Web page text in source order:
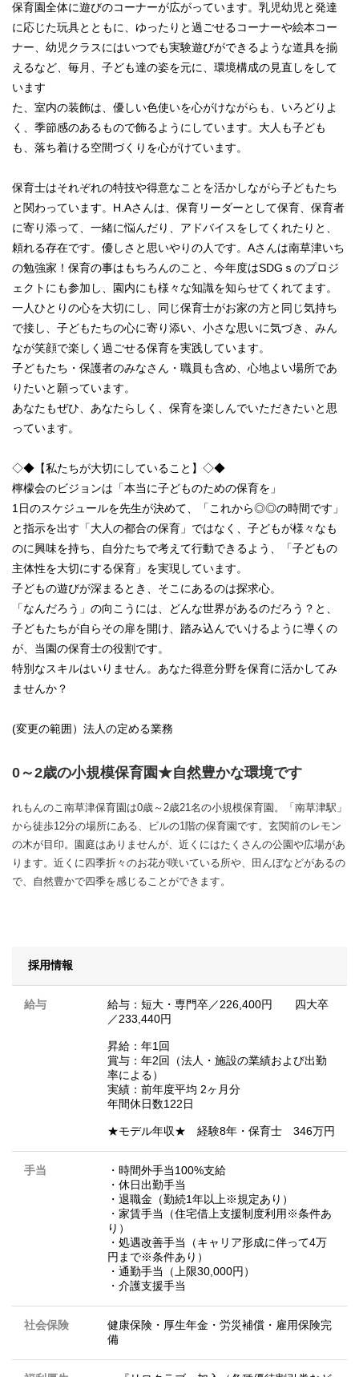
保育園全体に遊びのコーナーが広がっています。乳児幼児と発達
に応じた玩具とともに、ゆったりと過ごせるコーナーや絵本コー
ナー、幼児クラスにはいつでも実験遊びができるような道具を揃
えるなど、毎月、子ども達の姿を元に、環境構成の見直しをして
います
た、室内の装飾は、優しい色使いを心がけながらも、いろどりよ
く、季節感のあるもので飾るようにしています。大人も子ども
も、落ち着ける空間づくりを心がけています。
保育士はそれぞれの特技や得意なことを活かしながら子どもたち
と関わっています。H.Aさんは、保育リーダーとして保育、保育者
に寄り添って、一緒に悩んだり、アドバイスをしてくれたりと、
頼れる存在です。優しさと思いやりの人です。Aさんは南草津いち
の勉強家！保育の事はもちろんのこと、今年度はSDGｓのプロジ
ェクトにも参加し、園内にも様々な知識を知らせてくれてます。
一人ひとりの心を大切にし、同じ保育士がお家の方と同じ気持ち
で接し、子どもたちの心に寄り添い、小さな思いに気づき、みん
なが笑顔で楽しく過ごせる保育を実践しています。
子どもたち・保護者のみなさん・職員も含め、心地よい場所であ
りたいと願っています。
あなたもぜひ、あなたらしく、保育を楽しんでいただきたいと思
っています。
◇◆【私たちが大切にしていること】◇◆
檸檬会のビジョンは「本当に子どものための保育を」
1日のスケジュールを先生が決めて、「これから◎◎の時間です」
と指示を出す「大人の都合の保育」ではなく、子どもが様々なも
のに興味を持ち、自分たちで考えて行動できるよう、「子どもの
主体性を大切にする保育」を実現しています。
子どもの遊びが深まるとき、そこにあるのは探求心。
「なんだろう」の向こうには、どんな世界があるのだろう？と、
子どもたちが自らその扉を開け、踏み込んでいけるように導くの
が、当園の保育士の役割です。
特別なスキルはいりません。あなた得意分野を保育に活かしてみ
ませんか？
(変更の範囲）法人の定める業務
0～2歳の小規模保育園★自然豊かな環境です
れもんのこ南草津保育園は0歳～2歳21名の小規模保育園。「南草津駅」
から徒歩12分の場所にある、ビルの1階の保育園です。玄関前のレモン
の木が目印。園庭はありませんが、近くにはたくさんの公園や広場があ
ります。近くに四季折々のお花が咲いている所や、田んぼなどがあるの
で、自然豊かで四季を感じることができます。
採用情報
給与
給与：短大・専門卒／226,400円 四大卒
／233,440円
昇給：年1回
賞与：年2回（法人・施設の業績および出勤
率による）
実績：前年度平均 2ヶ月分
年間休日数122日
★モデル年収★ 経験8年・保育士 346万円
手当
・時間外手当100%支給
・休日出勤手当
・退職金（勤続1年以上※規定あり）
・家賃手当（住宅借上支援制度利用※条件あ
り）
・処遇改善手当（キャリア形成に伴って4万
円まで※条件あり）
・通勤手当（上限30,000円）
・介護支援手当
社会保険
健康保険・厚生年金・労災補償・雇用保険完
備